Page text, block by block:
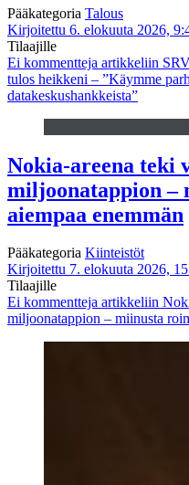
Pääkategoria Talous
Kirjoitettu 6. elokuuta 2026,
Tilaajille
Ei kommentteja artikkeliin
tulos heikkeni – ”Käymme
datakeskushankkeista”
Nokia-areena teki
miljoonatappion –
aiempaa enemmän
Pääkategoria Kiinteistöt
Kirjoitettu 7. elokuuta 2026,
Tilaajille
Ei kommentteja artikkeliin
miljoonatappion – miinusta